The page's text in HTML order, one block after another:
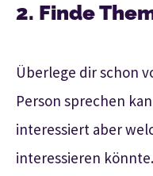
2. Finde
Überlege dir schon
Person sprechen
interessiert aber
interessieren